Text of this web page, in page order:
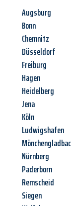
Augsburg
Bonn
Chemnitz
Düsseldorf
Freiburg
Hagen
Heidelberg
Jena
Köln
Ludwigshafen
Nürnberg
Paderborn
Remscheid
Siegen